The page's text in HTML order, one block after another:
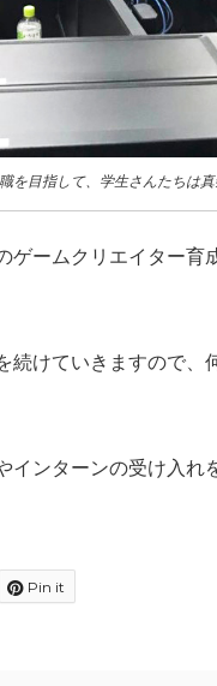
を目指して、学生さんたちは真
ゲームクリエイター
続けていきますので、
インターンの受け入
Pin it